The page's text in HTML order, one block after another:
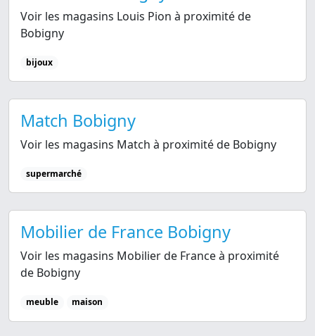
Voir les magasins Louis Pion à proximité de
Bobigny
bijoux
Match Bobigny
Voir les magasins Match à proximité de Bobigny
supermarché
Mobilier de France Bobigny
Voir les magasins Mobilier de France à proximité
de Bobigny
meuble maison